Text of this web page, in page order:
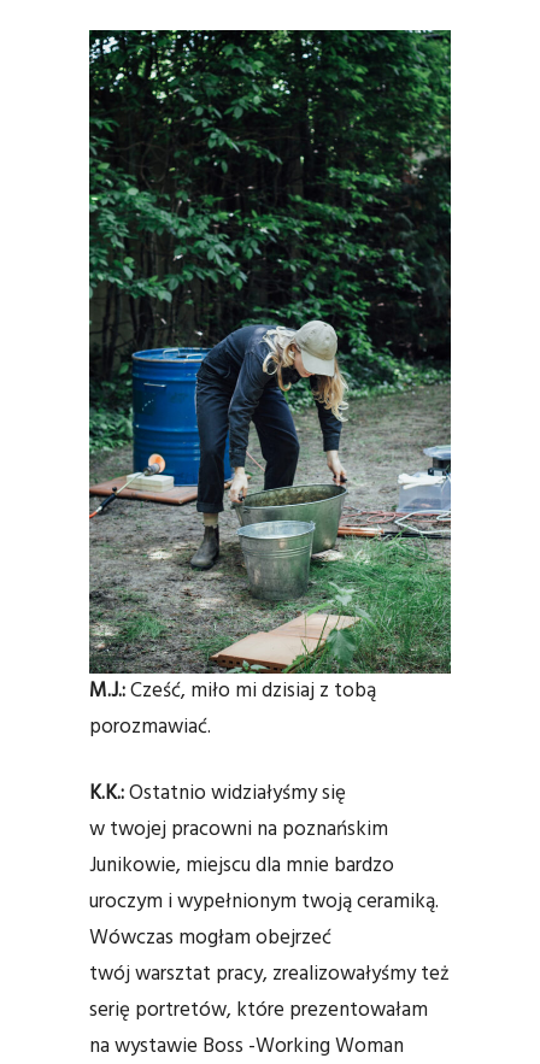
M.J.:Cześć, miło mi dzisiaj z tobą
porozmawiać.
K.K.:Ostatnio widziałyśmy się
w twojej pracowni na poznańskim
Junikowie, miejscu dla mnie bardzo
uroczym i wypełnionym twoją ceramiką.
Wówczas mogłam obejrzeć
twój warsztat pracy, zrealizowałyśmy też
serię portretów, które prezentowałam
na wystawie Boss -Working Woman